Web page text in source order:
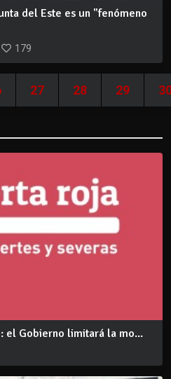
del Este es un "fenómeno
179
27 28 29
el Gobierno limitará la mo...